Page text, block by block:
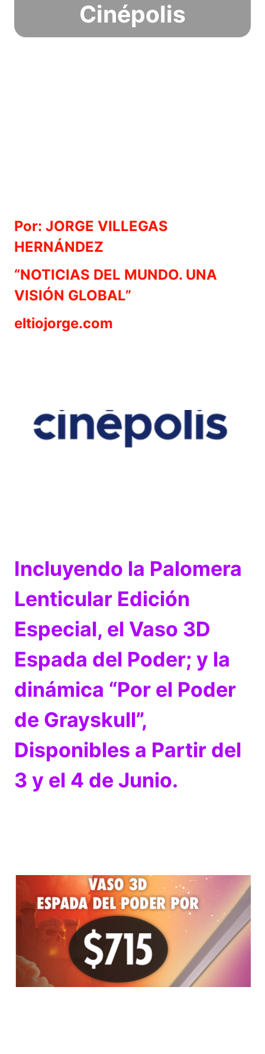
Cinépolis
Por: JORGE VILLEGAS
HERNÁNDEZ
“NOTICIAS DEL MUNDO. UNA
VISIÓN GLOBAL”
eltiojorge.com
Incluyendo la Palomera
Lenticular Edición
Especial, el Vaso 3D
Espada del Poder; y la
dinámica “Por el Poder
de Grayskull”,
Disponibles a Partir del
3 y el 4 de Junio.